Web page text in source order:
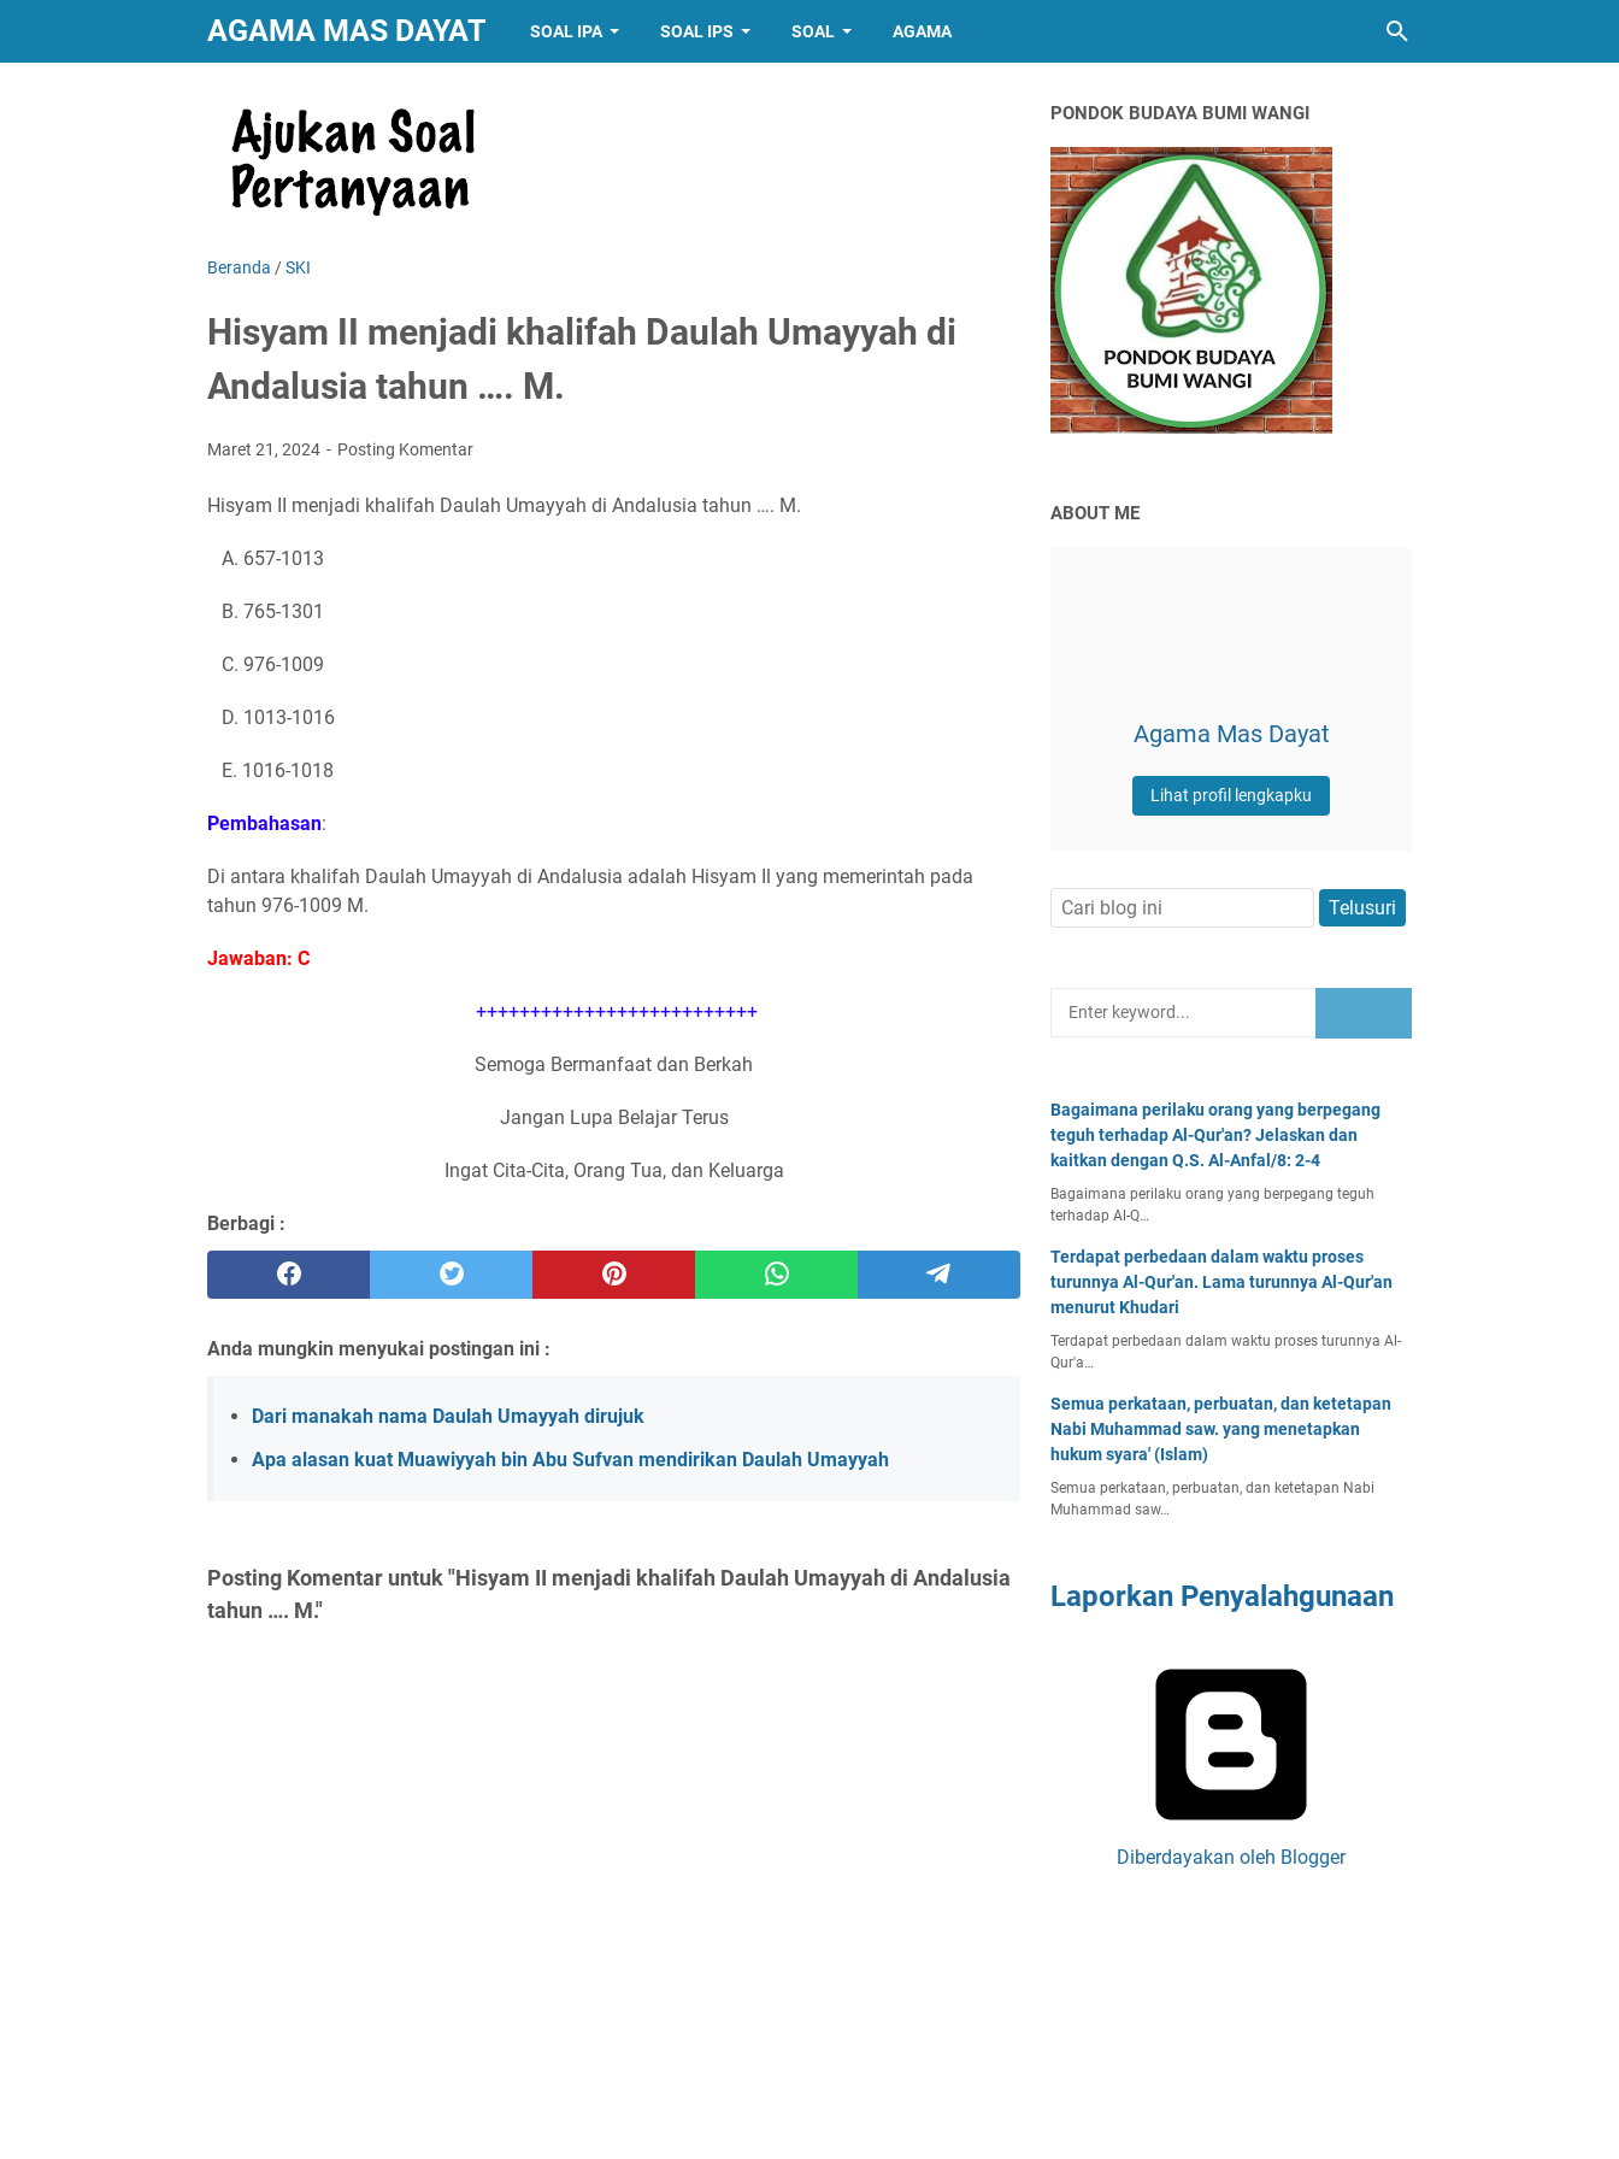
AGAMA MAS DAYAT SOAL IPA SOAL IPS SOAL AGAMA
Beranda /SKI
Hisyam II menjadi khalifah Daulah Umayyah di
Andalusia tahun …. M.
Maret 21, 2024 Posting Komentar
Hisyam II menjadi khalifah Daulah Umayyah di Andalusia tahun …. M.
A. 657-1013
B. 765-1301
C. 976-1009
D. 1013-1016
E. 1016-1018
Pembahasan:
Di antara khalifah Daulah Umayyah di Andalusia adalah Hisyam Il yang memerintah pada
tahun 976-1009 M.
Jawaban: C
++++++++++++++++++++++++++
Semoga Bermanfaat dan Berkah
Jangan Lupa Belajar Terus
Ingat Cita-Cita, Orang Tua, dan Keluarga
Berbagi :
Anda mungkin menyukai postingan ini :
Dari manakah nama Daulah Umayyah dirujuk
Apa alasan kuat Muawiyyah bin Abu Sufvan mendirikan Daulah Umayyah
Posting Komentar untuk "Hisyam II menjadi khalifah Daulah Umayyah di Andalusia
tahun …. M."
PONDOK BUDAYA BUMI WANGI
ABOUT ME
Agama Mas Dayat
Lihat profil lengkapku
Bagaimana perilaku orang yang berpegang
teguh terhadap Al-Qur'an? Jelaskan dan
kaitkan dengan Q.S. Al-Anfal/8: 2-4
Bagaimana perilaku orang yang berpegang teguh
terhadap Al-Q…
Terdapat perbedaan dalam waktu proses
turunnya Al-Qur'an. Lama turunnya Al-Qur'an
menurut Khudari
Terdapat perbedaan dalam waktu proses turunnya Al-
Qur'a…
Semua perkataan, perbuatan, dan ketetapan
Nabi Muhammad saw. yang menetapkan
hukum syara' (Islam)
Semua perkataan, perbuatan, dan ketetapan Nabi
Muhammad saw…
Laporkan Penyalahgunaan
Diberdayakan oleh Blogger